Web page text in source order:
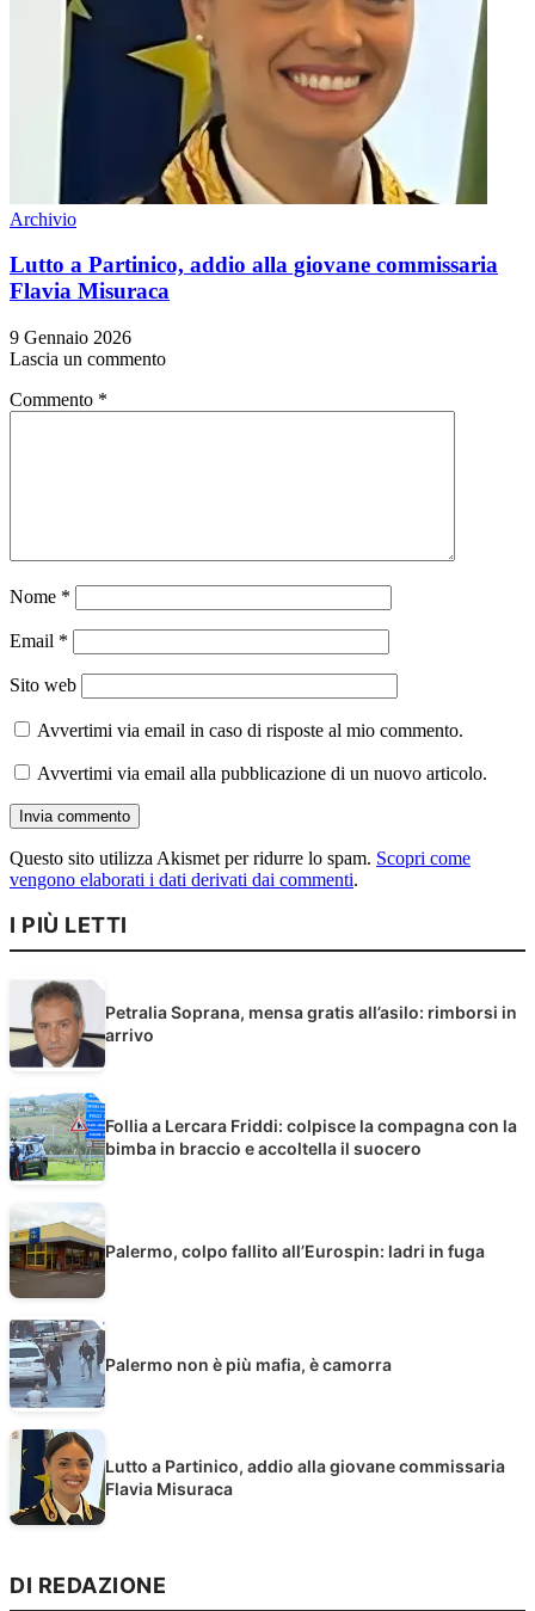
Archivio
Lutto a Partinico, addio alla giovane commissaria
Flavia Misuraca
9 Gennaio 2026
Lascia un commento
Commento *
Nome *
Email *
Sito web
Avvertimi via email in caso di risposte al mio commento.
Avvertimi via email alla pubblicazione di un nuovo articolo.
Questo sito utilizza Akismet per ridurre lo spam. Scopri come
vengono elaborati i dati derivati dai commenti.
I PIÙ LETTI
Petralia Soprana, mensa gratis all’asilo: rimborsi in
arrivo
Follia a Lercara Friddi: colpisce la compagna con la
bimba in braccio e accoltella il suocero
Palermo, colpo fallito all’Eurospin: ladri in fuga
Palermo non è più mafia, è camorra
Lutto a Partinico, addio alla giovane commissaria
Flavia Misuraca
DI REDAZIONE